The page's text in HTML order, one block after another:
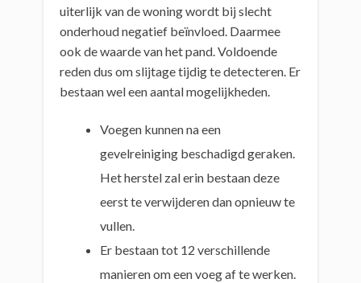
uiterlijk van de woning wordt bij slecht
onderhoud negatief beïnvloed. Daarmee
ook de waarde van het pand. Voldoende
reden dus om slijtage tijdig te detecteren. Er
bestaan wel een aantal mogelijkheden.
Voegen kunnen na een
gevelreiniging beschadigd geraken.
Het herstel zal erin bestaan deze
eerst te verwijderen dan opnieuw te
vullen.
Er bestaan tot 12 verschillende
manieren om een voeg af te werken.